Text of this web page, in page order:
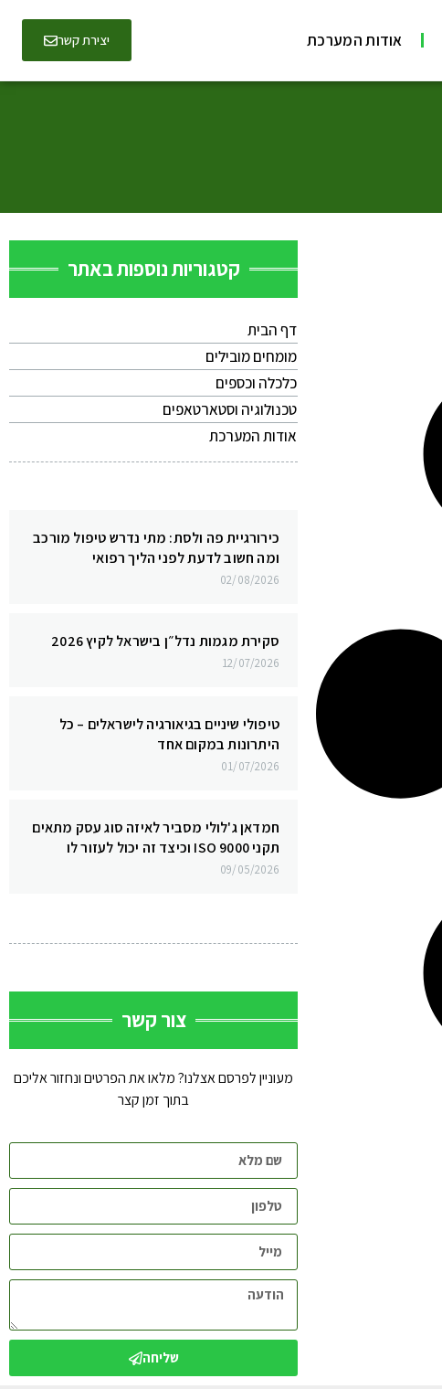
אודות המערכת יצירת קשר
קטגוריות נוספות באתר
דף הבית
מומחים מובילים
כלכלה וכספים
טכנולוגיה וסטארטאפים
אודות המערכת
כירורגיית פה ולסת: מתי נדרש טיפול מורכב
ומה חשוב לדעת לפני הליך רפואי
02/08/2026
סקירת מגמות נדל״ן בישראל לקיץ 2026
12/07/2026
טיפולי שיניים בגיאורגיה לישראלים – כל
היתרונות במקום אחד
01/07/2026
חמדאן ג'לולי מסביר לאיזה סוג עסק מתאים
תקני ISO 9000 וכיצד זה יכול לעזור לו
09/05/2026
צור קשר
מעוניין לפרסם אצלנו? מלאו את הפרטים ונחזור אליכם
בתוך זמן קצר
שליחה